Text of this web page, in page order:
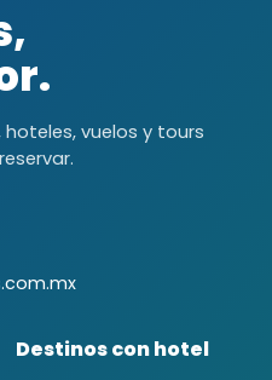
vuelos y tours
Destinos con hotel